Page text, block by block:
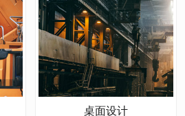
桌面设计